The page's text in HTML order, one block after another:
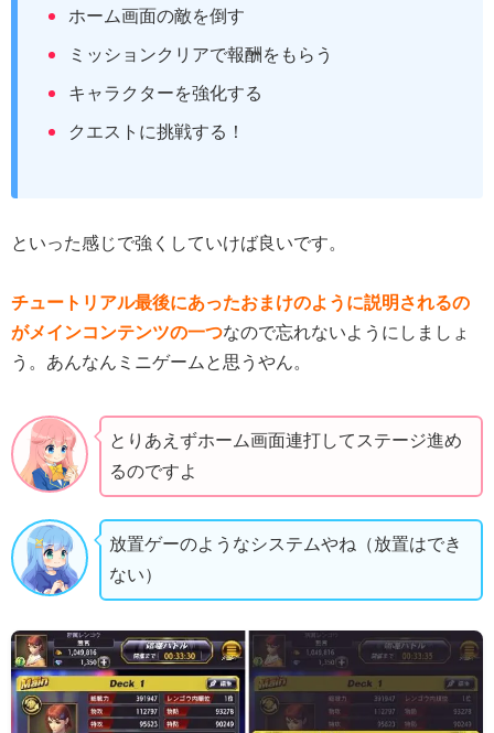
ホーム画面の敵を倒す
ミッションクリアで報酬をもらう
キャラクターを強化する
クエストに挑戦する！
といった感じで強くしていけば良いです。
チュートリアル最後にあったおまけのように説明されるの
がメインコンテンツの一つなので忘れないようにしましょ
う。あんなんミニゲームと思うやん。
とりあえずホーム画面連打してステージ進め
るのですよ
放置ゲーのようなシステムやね（放置はでき
ない）